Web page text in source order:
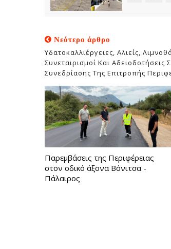
Νεότερο άρθρο
Υδατοκαλλιέργειες, Αλιείς,
Συνεταιρισμοί Και Αδειοδοτήσεις
Συνεδρίασης Της Επιτροπής
Παρεμβάσεις της Περιφέρειας
στον οδικό άξονα Βόνιτσα -
Πάλαιρος